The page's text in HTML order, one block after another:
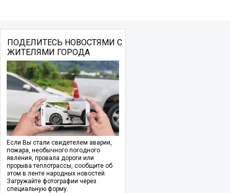
ПОДЕЛИТЕСЬ НОВОСТЯМИ С
ЖИТЕЛЯМИ ГОРОДА
Если Вы стали свидетелем аварии,
пожара, необычного погодного
явления, провала дороги или
прорыва теплотрассы, сообщите об
этом в ленте народных новостей.
Загружайте фотографии через
специальную форму.